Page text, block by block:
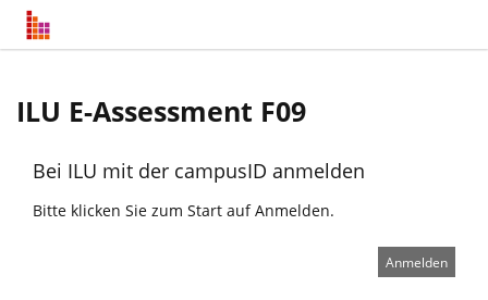
ILU E-Assessment F09
Bei ILU mit der campusID anmelden
Bitte klicken Sie zum Start auf Anmelden.
Anmelden